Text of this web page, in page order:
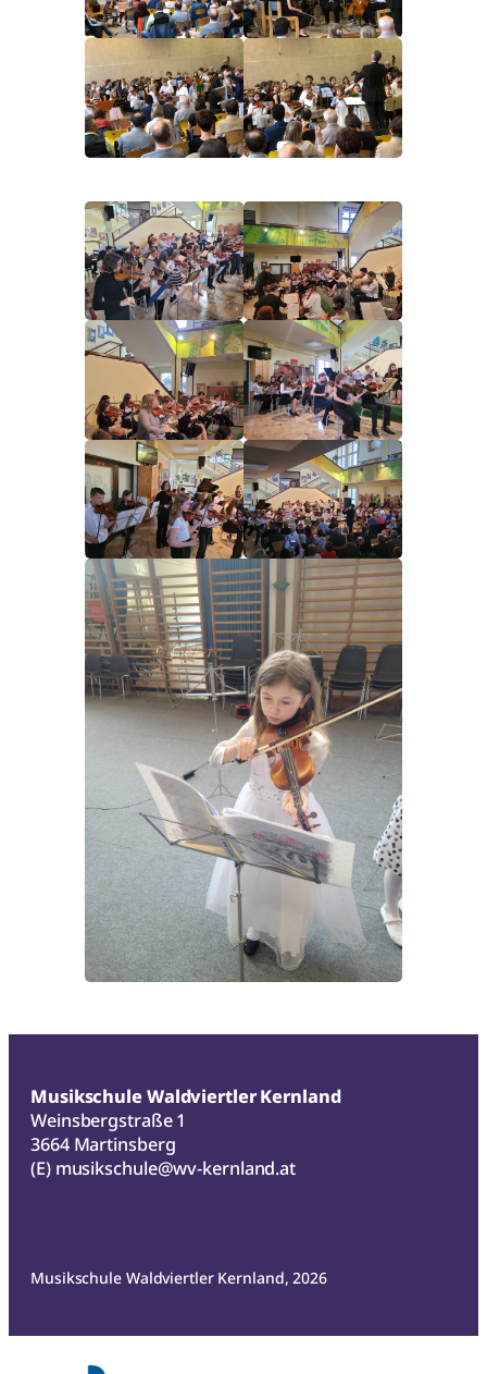
Musikschule Waldviertler Kernland
Weinsbergstraße 1
3664 Martinsberg
(E) musikschule@wv-kernland.at
Musikschule Waldviertler Kernland, 2026